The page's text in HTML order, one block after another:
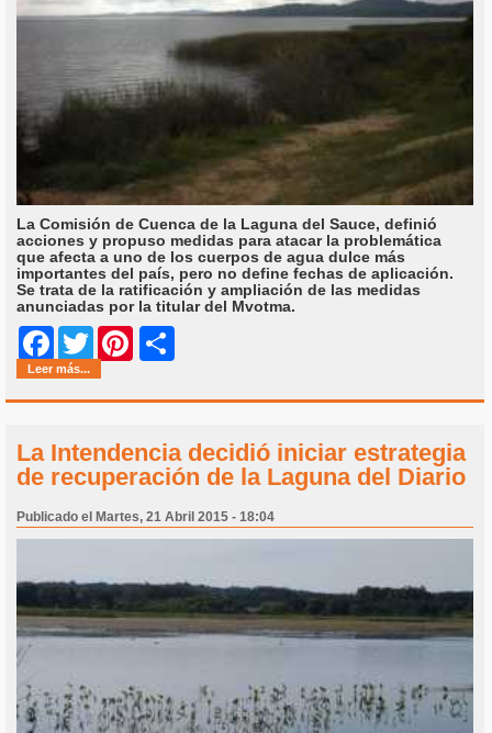
La Comisión de Cuenca de la Laguna del Sauce, definió
acciones y propuso medidas para atacar la problemática
que afecta a uno de los cuerpos de agua dulce más
importantes del país, pero no define fechas de aplicación.
Se trata de la ratificación y ampliación de las medidas
anunciadas por la titular del Mvotma.
Facebook
Twitter Pinterest
Leer más...
La Intendencia decidió iniciar estrategia
de recuperación de la Laguna del Diario
Publicado el Martes, 21 Abril 2015 - 18:04